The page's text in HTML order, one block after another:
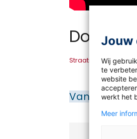
Straatroof werkblad
Van de
Jouw
Wij
te
website
werkt het
Meer